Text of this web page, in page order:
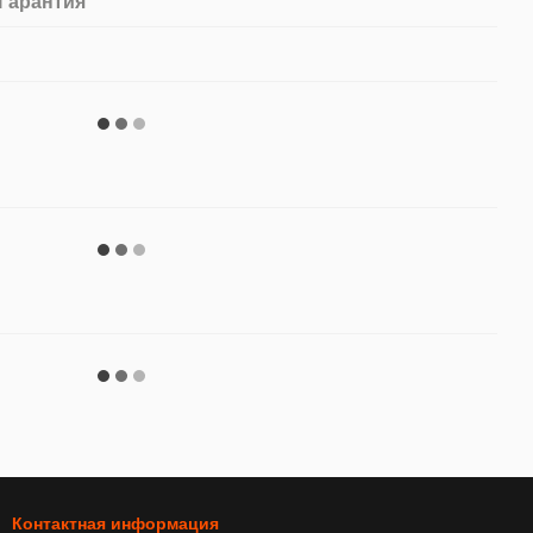
Контактная информация